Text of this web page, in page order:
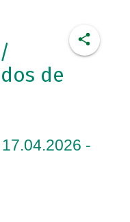
de
-